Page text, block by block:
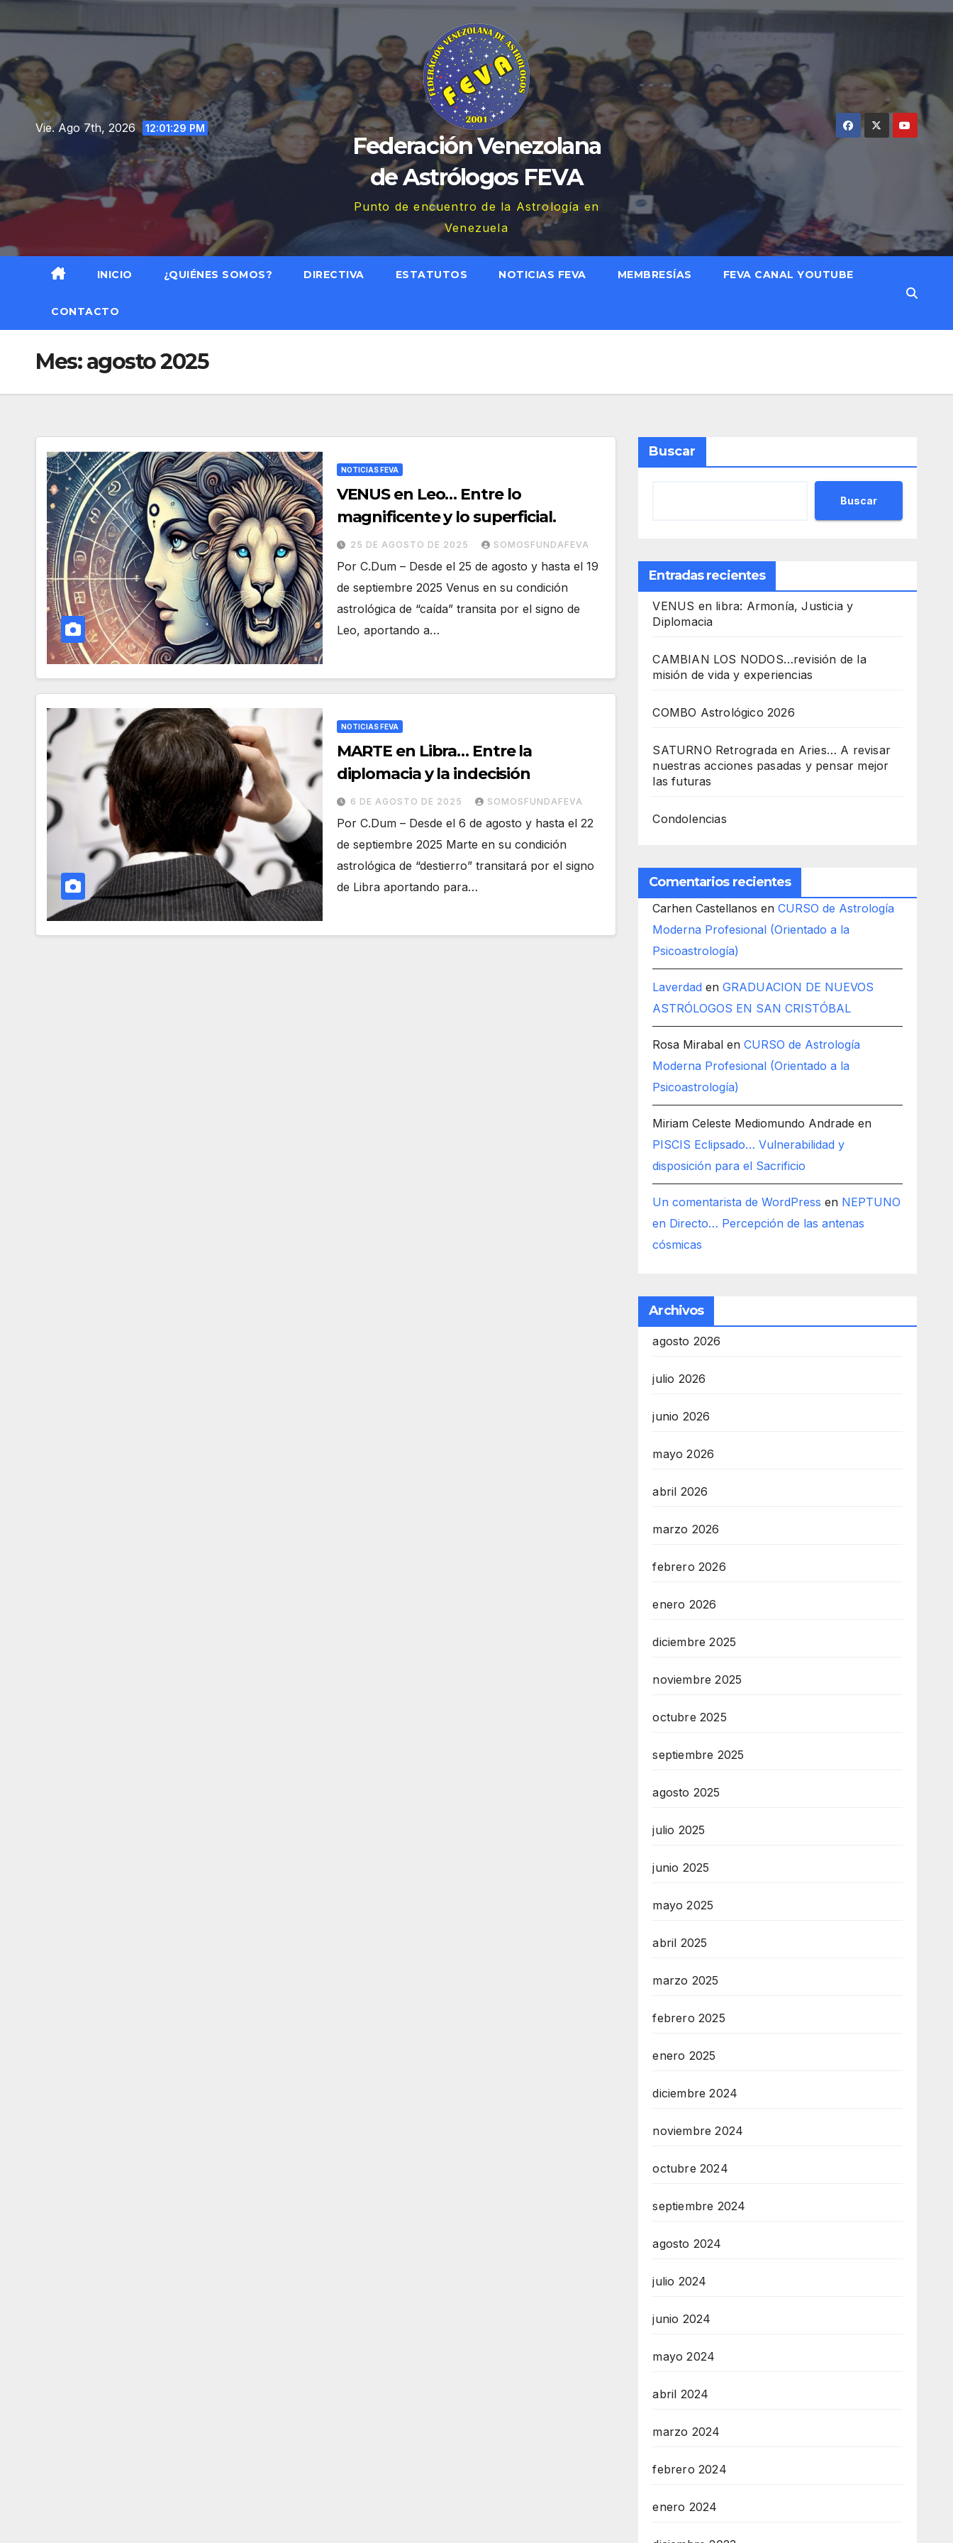
al
contenido
Vie. Ago 7th, 2026 12:01:30 PM
Federación Venezolana
de Astrólogos FEVA
Punto de encuentro de la Astrología en
Venezuela
INICIO ¿QUIÉNES SOMOS? DIRECTIVA ESTATUTOS NOTICIAS FEVA MEMBRESÍAS FEVA CANAL YOUTUBE
CONTACTO
Mes:agosto 2025
NOTICIAS FEVA
VENUS en Leo… Entre lo
magnificente y lo superficial.
25 DE AGOSTO DE 2025 SOMOSFUNDAFEVA
Por C.Dum – Desde el 25 de agosto y hasta el 19
de septiembre 2025 Venus en su condición
astrológica de “caída” transita por el signo de
Leo, aportando a…
NOTICIAS FEVA
MARTE en Libra… Entre la
diplomacia y la indecisión
6 DE AGOSTO DE 2025 SOMOSFUNDAFEVA
Por C.Dum – Desde el 6 de agosto y hasta el 22
de septiembre 2025 Marte en su condición
astrológica de “destierro” transitará por el signo
de Libra aportando para…
Buscar
Buscar
Entradas recientes
VENUS en libra: Armonía, Justicia y
Diplomacia
CAMBIAN LOS NODOS…revisión de la
misión de vida y experiencias
COMBO Astrológico 2026
SATURNO Retrograda en Aries… A revisar
nuestras acciones pasadas y pensar mejor
las futuras
Condolencias
Comentarios recientes
Carhen Castellanos enCURSO de Astrología
Moderna Profesional (Orientado a la
Psicoastrología)
Laverdad enGRADUACION DE NUEVOS
ASTRÓLOGOS EN SAN CRISTÓBAL
Rosa Mirabal enCURSO de Astrología
Moderna Profesional (Orientado a la
Psicoastrología)
Miriam Celeste Mediomundo Andrade en
PISCIS Eclipsado… Vulnerabilidad y
disposición para el Sacrificio
Un comentarista de WordPress en NEPTUNO
en Directo… Percepción de las antenas
cósmicas
Archivos
agosto 2026
julio 2026
junio 2026
mayo 2026
abril 2026
marzo 2026
febrero 2026
enero 2026
diciembre 2025
noviembre 2025
octubre 2025
septiembre 2025
agosto 2025
julio 2025
junio 2025
mayo 2025
abril 2025
marzo 2025
febrero 2025
enero 2025
diciembre 2024
noviembre 2024
octubre 2024
septiembre 2024
agosto 2024
julio 2024
junio 2024
mayo 2024
abril 2024
marzo 2024
febrero 2024
enero 2024